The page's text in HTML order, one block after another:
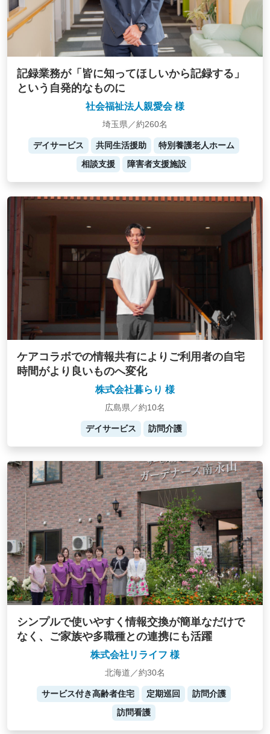
記録業務が「皆に知ってほしいから記録する」
という自発的なものに
社会福祉法人親愛会 様
埼玉県／約260名
デイサービス 共同生活援助
特別養護老人ホーム
相談支援
障害者支援施設
ケアコラボでの情報共有によりご利用者の自宅
時間がより良いものへ変化
株式会社暮らり 様
広島県／約10名
デイサービス 訪問介護
シンプルで使いやすく情報交換が簡単なだけで
なく、ご家族や多職種との連携にも活躍
株式会社リライフ 様
北海道／約30名
サービス付き高齢者住宅 定期巡回
訪問介護
訪問看護